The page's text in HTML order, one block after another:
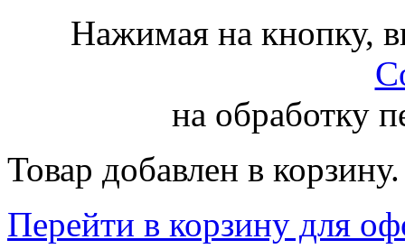
Нажимая на кнопку,
на обработку
Товар добавлен в корзину.
Перейти в корзину для